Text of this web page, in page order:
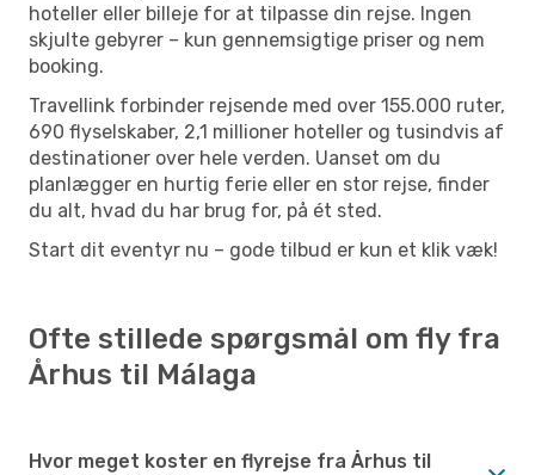
hoteller eller billeje for at tilpasse din rejse. Ingen
skjulte gebyrer – kun gennemsigtige priser og nem
booking.
Travellink forbinder rejsende med over 155.000 ruter,
690 flyselskaber, 2,1 millioner hoteller og tusindvis af
destinationer over hele verden. Uanset om du
planlægger en hurtig ferie eller en stor rejse, finder
du alt, hvad du har brug for, på ét sted.
Start dit eventyr nu – gode tilbud er kun et klik væk!
Ofte stillede spørgsmål om fly fra
Århus til Málaga
Hvor meget koster en flyrejse fra Århus til